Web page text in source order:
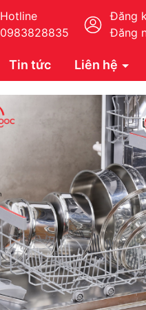
Hotline
0983828835
Đăng
Đăng
Tin tức Liên hệ